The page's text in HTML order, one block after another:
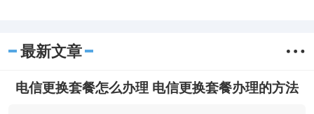
最新文章
电信更换套餐怎么办理 电信更换套餐办理的方法